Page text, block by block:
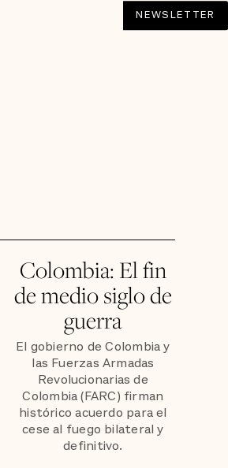
NEWSLETTER
Colombia: El fin
de medio siglo de
guerra
El gobierno de Colombia y
las Fuerzas Armadas
Revolucionarias de
Colombia (FARC) firman
histórico acuerdo para el
cese al fuego bilateral y
definitivo.